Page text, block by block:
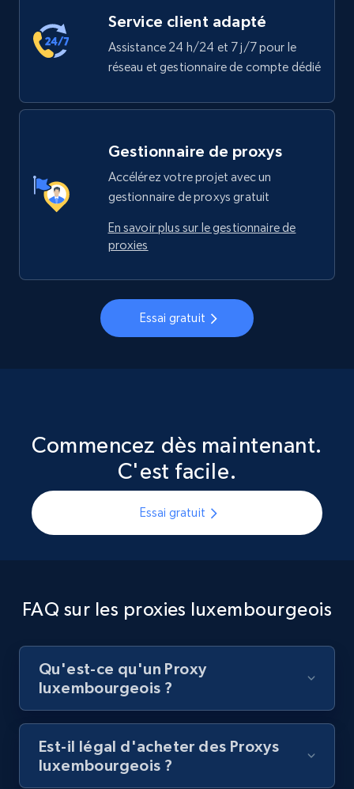
Service client adapté
Assistance 24 h/24 et 7 j/7 pour le
réseau et gestionnaire de compte dédié
Gestionnaire de proxys
Accélérez votre projet avec un
gestionnaire de proxys gratuit
En savoir plus sur le gestionnaire de
proxies
Essai gratuit
Commencez dès maintenant.
C'est facile.
Essai gratuit
FAQ sur les proxies luxembourgeois
Qu'est-ce qu'un Proxy
luxembourgeois ?
Est-il légal d'acheter des Proxys
luxembourgeois ?